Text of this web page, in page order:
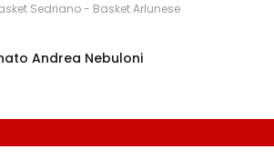
Sedriano - Basket Arlunese
Andrea Nebuloni